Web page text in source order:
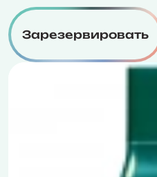
Зарезервировать